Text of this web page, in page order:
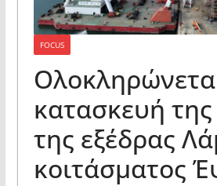
FOCUS
κατασκευή
της εξέδρας
κοιτάσματος